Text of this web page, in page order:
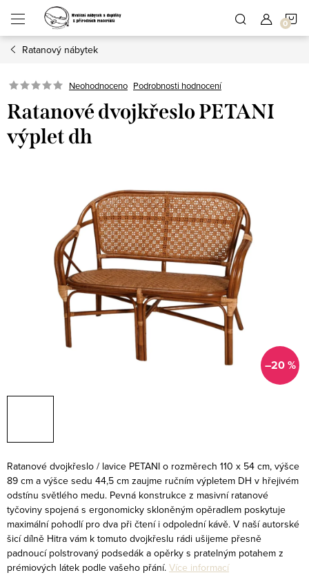
obsah
Ratanový nábytek
Neohodnoceno Podrobnosti hodnocení
Ratanové dvojkřeslo PETANI
výplet dh
–20 %
Ratanové dvojkřeslo / lavice PETANI o rozměrech 110 x 54 cm, výšce
89 cm a výšce sedu 44,5 cm zaujme ručním výpletem DH v hřejivém
odstínu světlého medu. Pevná konstrukce z masivní ratanové
tyčoviny spojená s ergonomicky skloněným opěradlem poskytuje
maximální pohodlí pro dva při čtení i odpolední kávě. V naší autorské
šicí dílně Hitra vám k tomuto dvojkřeslu rádi ušijeme přesně
padnoucí polstrovaný podsedák a opěrky s pratelným potahem z
prémiových látek podle vašeho přání. Více informací